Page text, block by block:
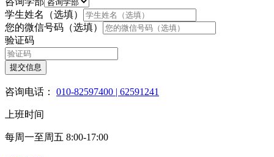
学生姓名（选填）
您的微信号码（选填）
验证码
提交信息
咨询电话： 010-82597400 | 62591241
上班时间
每周一至周五 8:00-17:00